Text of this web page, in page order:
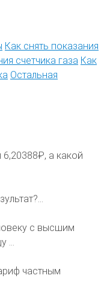
Как снять показания
счетчика газа Как
Остальная
6,20388₽, а какой
с высшим
частным